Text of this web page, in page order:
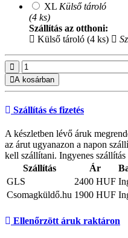
XL Külső tároló
(4 ks)
Szállítás az otthoni:
Külső tároló (4 ks)
A kosárban
Szállítás és fizetés
A készletben lévő áruk
az árut ugyanazon a napon
kell szállítani. Ingyenes
Szállítás
Ár
GLS
2400 HUF
Csomagküldő.hu 1900 HUF
Ellenőrzött áruk raktáron